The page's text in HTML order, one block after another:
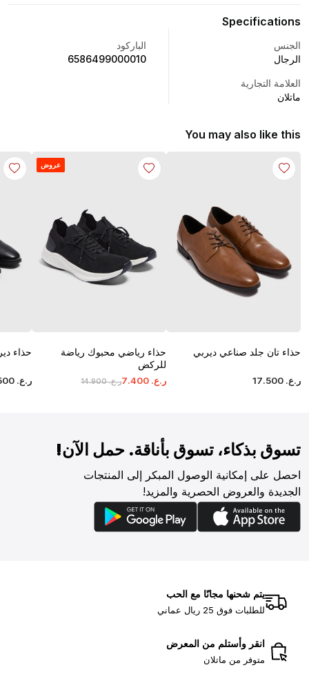
Specifications
الجنس
الرجال
الباركود
6586499000010
العلامة التجارية
ماتلان
You may also like this
حذاء تان جلد صناعي ديربي
ر.ع. 17.500
عروض
حذاء رياضي محبوك رياضة
للركض
ر.ع.‏
14.900 ر.ع. ‏
7.400
حذاء
ر.ع. ‏
تسوق بذكاء، تسوق بأناقة. حمل الآن!
احصل على إمكانية الوصول المبكر إلى المنتجات
الجديدة والعروض الحصرية والمزيد!
يتم شحنها مجانًا مع الحب
للطلبات فوق 25 ريال عماني
انقر وأستلم من المعرض
متوفر من ماتلان